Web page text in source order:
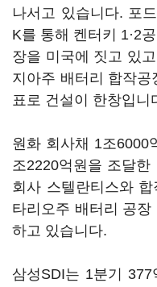
나서고 있습니다. 포
K를 통해 켄터키 1·2
장을 미국에 짓고 있
지아주 배터리 합작
표로 건설이 한창입니
원화 회사채 1조6000
조2220억원을 조달
회사 스텔란티스와
타리오주 배터리 공
하고 있습니다.
삼성SDI는 1분기